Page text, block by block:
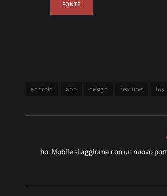
FONTE
android app design features ios
ho. Mobile si aggiorna con un nuovo